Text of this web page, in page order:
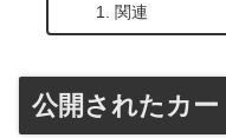
関連
公開されたカー